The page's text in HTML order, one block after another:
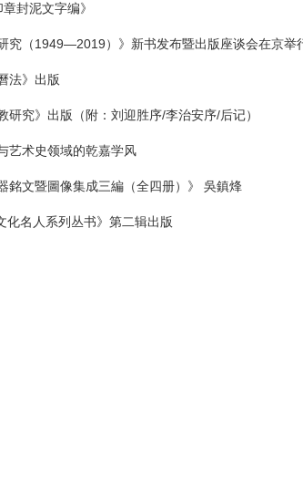
封泥文字编》
究（1949—2019）》新书发布暨出版座谈会在京举
法》出版
研究》出版（附：刘迎胜序/李治安序/后记）
艺术史领域的乾嘉学风
銘文暨圖像集成三編（全四册）》 吳鎮烽
化名人系列丛书》第二辑出版